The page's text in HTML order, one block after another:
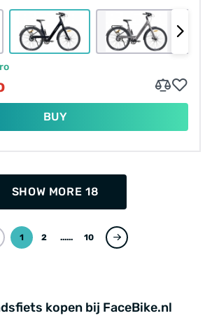
BUY
SHOW MORE 18
1 2 ... 10
kopen bij FaceBike.nl